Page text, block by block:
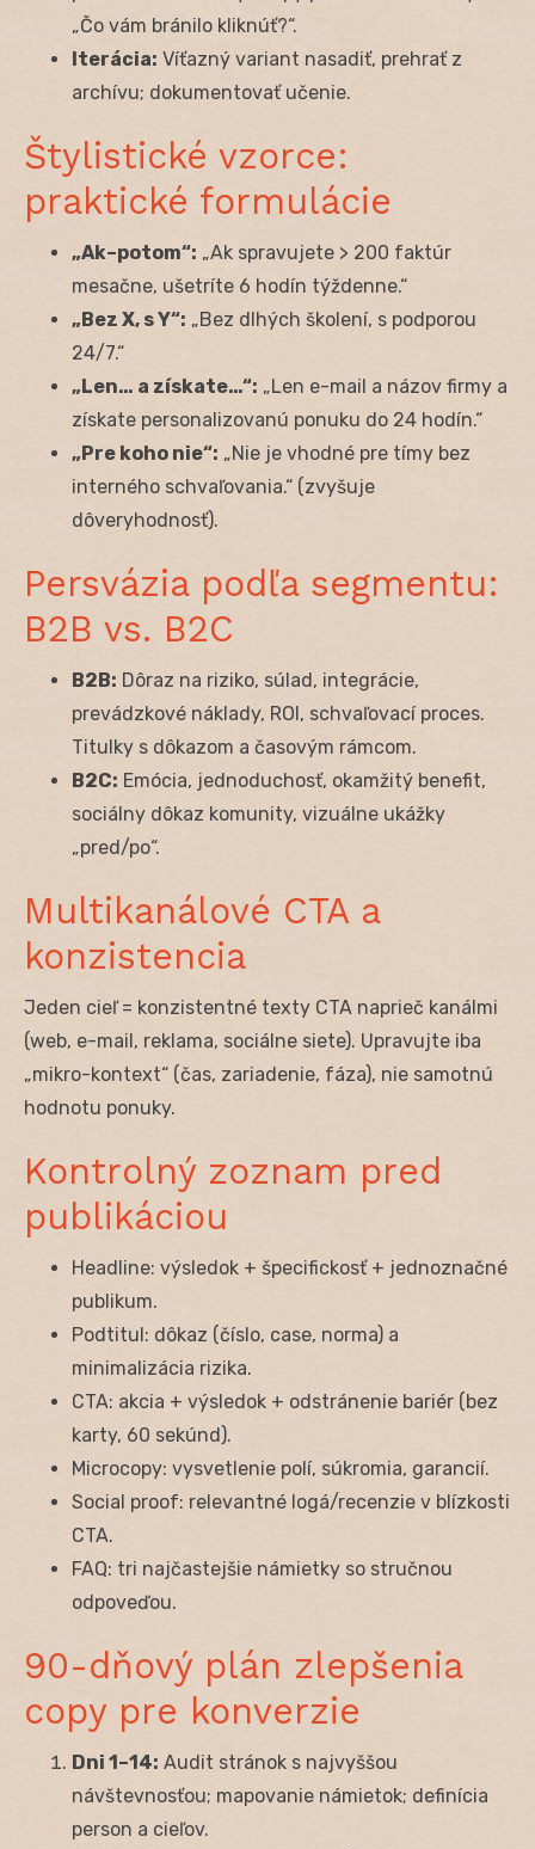
„Čo vám bránilo kliknúť?“.
Iterácia: Víťazný variant nasadiť, prehrať z
archívu; dokumentovať učenie.
Štylistické vzorce:
praktické formulácie
„Ak–potom“: „Ak spravujete > 200 faktúr
mesačne, ušetríte 6 hodín týždenne.“
„Bez X, s Y“: „Bez dlhých školení, s podporou
24/7.“
„Len… a získate…“: „Len e-mail a názov firmy a
získate personalizovanú ponuku do 24 hodín.“
„Pre koho nie“: „Nie je vhodné pre tímy bez
interného schvaľovania.“ (zvyšuje
dôveryhodnosť).
Persvázia podľa segmentu:
B2B vs. B2C
B2B: Dôraz na riziko, súlad, integrácie,
prevádzkové náklady, ROI, schvaľovací proces.
Titulky s dôkazom a časovým rámcom.
B2C: Emócia, jednoduchosť, okamžitý benefit,
sociálny dôkaz komunity, vizuálne ukážky
„pred/po“.
Multikanálové CTA a
konzistencia
Jeden cieľ = konzistentné texty CTA naprieč kanálmi
(web, e-mail, reklama, sociálne siete). Upravujte iba
„mikro-kontext“ (čas, zariadenie, fáza), nie samotnú
hodnotu ponuky.
Kontrolný zoznam pred
publikáciou
Headline: výsledok + špecifickosť + jednoznačné
publikum.
Podtitul: dôkaz (číslo, case, norma) a
minimalizácia rizika.
CTA: akcia + výsledok + odstránenie bariér (bez
karty, 60 sekúnd).
Microcopy: vysvetlenie polí, súkromia, garancií.
Social proof: relevantné logá/recenzie v blízkosti
CTA.
FAQ: tri najčastejšie námietky so stručnou
odpoveďou.
90-dňový plán zlepšenia
copy pre konverzie
Dni 1–14: Audit stránok s najvyššou
návštevnosťou; mapovanie námietok; definícia
person a cieľov.